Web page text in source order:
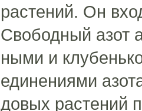
растений. Он
Свободный азот
ными и
единениями
довых растений